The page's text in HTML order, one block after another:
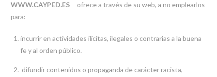
WWW.CAYPED.ES ofrece a través de su web, a no emplearlos
para:
incurrir en actividades ilícitas, ilegales o contrarias a la buena
fe y al orden público.
difundir contenidos o propaganda de carácter racista,